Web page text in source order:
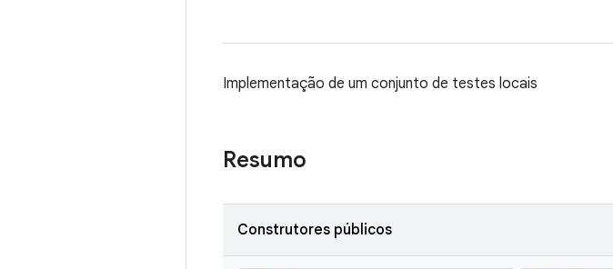
Implementação de um conjunto de testes locais
Resumo
Construtores públicos